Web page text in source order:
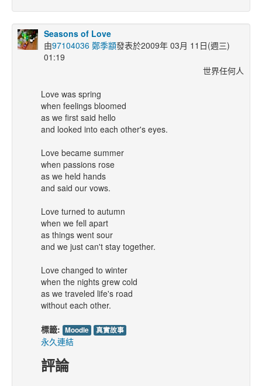
Seasons of Love
由97104036 鄭季顓發表於2009年 03月 11日(週三)
01:19
世界任何人
Love was spring
when feelings bloomed
as we first said hello
and looked into each other's eyes.
Love became summer
when passions rose
as we held hands
and said our vows.
Love turned to autumn
when we fell apart
as things went sour
and we just can't stay together.
Love changed to winter
when the nights grew cold
as we traveled life's road
without each other.
標籤: Moodle 真實故事
永久連結
評論